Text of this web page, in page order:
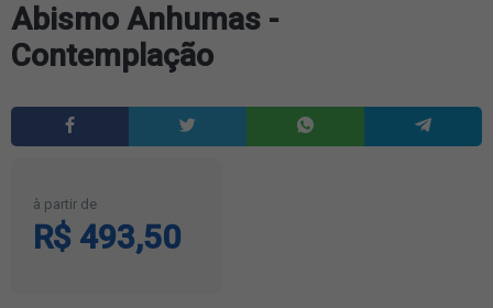
Abismo Anhumas -
Contemplação
à partir de
R$ 493,50